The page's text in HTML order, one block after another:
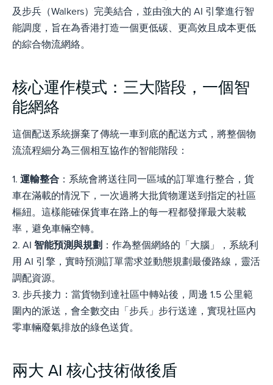
及步兵（Walkers）完美結合，並由強大的 AI 引擎進行智
能調度，旨在為香港打造一個更低碳、更高效且成本更低
的綜合物流網絡。
核心運作模式：三大階段，一個智
能網絡
這個配送系統摒棄了傳統一車到底的配送方式，將整個物
流流程細分為三個相互協作的智能階段：
1. 運輸整合 ：系統會將送往同一區域的訂單進行整合，貨
車在滿載的情況下，一次過將大批貨物運送到指定的社區
樞紐。這樣能確保貨車在路上的每一程都發揮最大裝載
率，避免車輛空轉。
2. AI 智能預測與規劃 ：作為整個網絡的「大腦」，系統利
用 AI 引擎，實時預測訂單需求並動態規劃最優路線，靈活
調配資源。
3. 步兵接力：當貨物到達社區中轉站後，周邊 1.5 公里範
圍內的派送，會全數交由「步兵」步行送達，實現社區內
零車輛廢氣排放的綠色送貨。
兩大 AI 核心技術做後盾